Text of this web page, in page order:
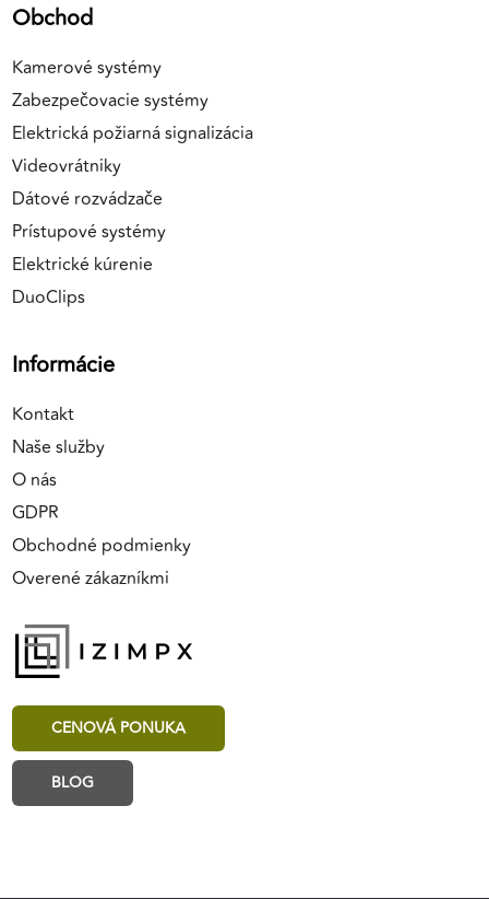
Obchod
Kamerové systémy
Zabezpečovacie systémy
Elektrická požiarná signalizácia
Videovrátniky
Dátové rozvádzače
Prístupové systémy
Elektrické kúrenie
DuoClips
Informácie
Kontakt
Naše služby
O nás
GDPR
Obchodné podmienky
Overené zákazníkmi
CENOVÁ PONUKA
BLOG